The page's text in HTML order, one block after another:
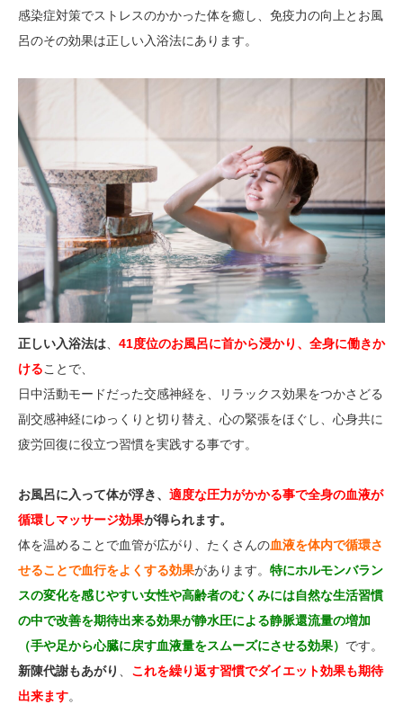
感染症対策でストレスのかかった体を癒し、免疫力の向上とお風
呂のその効果は正しい入浴法にあります。
正しい入浴法は、 41度位のお風呂に首から浸かり、全身に働きか
けることで、
日中活動モードだった交感神経を、リラックス効果をつかさどる
副交感神経にゆっくりと切り替え、心の緊張をほぐし、心身共に
疲労回復に役立つ習慣を実践する事です。
お風呂に入って体が浮き、 適度な圧力がかかる事で全身の血液が
循環しマッサージ効果が得られます。
体を温めることで血管が広がり、たくさんの血液を体内で循環さ
せることで血行をよくする効果があります。 特にホルモンバラン
スの変化を感じやすい女性や高齢者のむくみには自然な生活習慣
の中で改善を期待出来る効果が静水圧による静脈還流量の増加
（手や足から心臓に戻す血液量をスムーズにさせる効果） です。
新陳代謝もあがり 、 これを繰り返す習慣でダイエット効果も期待
出来ます。